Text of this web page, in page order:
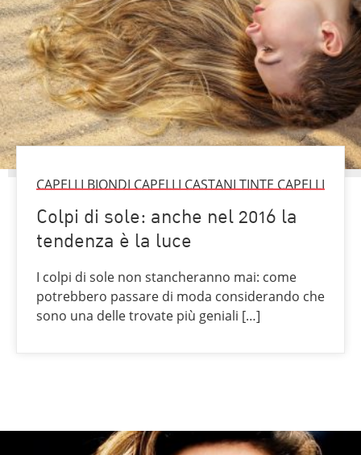
CAPELLI BIONDI CAPELLI CASTANI TINTE CAPELLI
Colpi di sole: anche nel 2016 la
tendenza è la luce
I colpi di sole non stancheranno mai: come
potrebbero passare di moda considerando che
sono una delle trovate più geniali […]